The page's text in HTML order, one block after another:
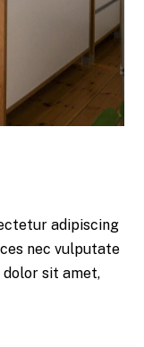
adipiscing
nec vulputate
dolor sit amet,